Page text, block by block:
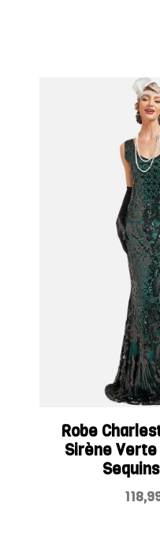
Robe
Sirène